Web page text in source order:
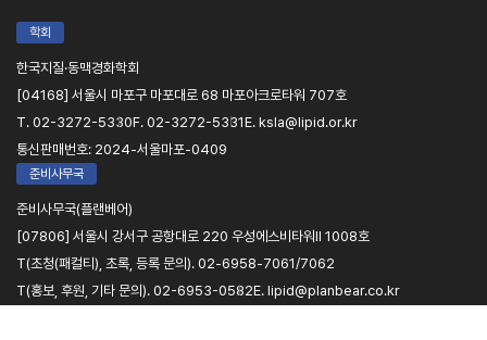
학회
한국지질·동맥경화학회
[04168] 서울시 마포구 마포대로 68 마포아크로타워 707호
T. 02-3272-5330F. 02-3272-5331E. ksla@lipid.or.kr
통신판매번호: 2024-서울마포-0409
준비사무국
준비사무국(플랜베어)
[07806] 서울시 강서구 공항대로 220 우성에스비타워II 1008호
T(초청(패컬티), 초록, 등록 문의). 02-6958-7061/7062
T(홍보, 후원, 기타 문의). 02-6953-0582E. lipid@planbear.co.kr